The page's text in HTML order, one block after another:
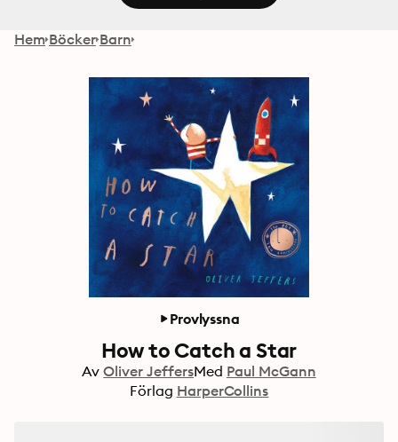
Hem Böcker Barn
Provlyssna
How to Catch a Star
Av Oliver JeffersMed Paul McGann
Förlag HarperCollins